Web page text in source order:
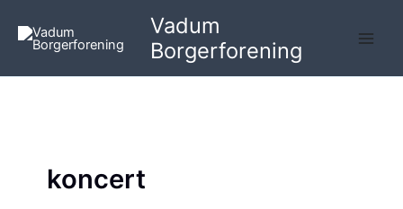
indholdet
Vadum
Borgerforening
koncert